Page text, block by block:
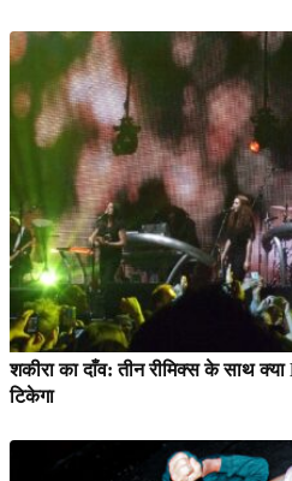
शकीरा का दाँव: तीन रीमिक्स के साथ
टिकेगा